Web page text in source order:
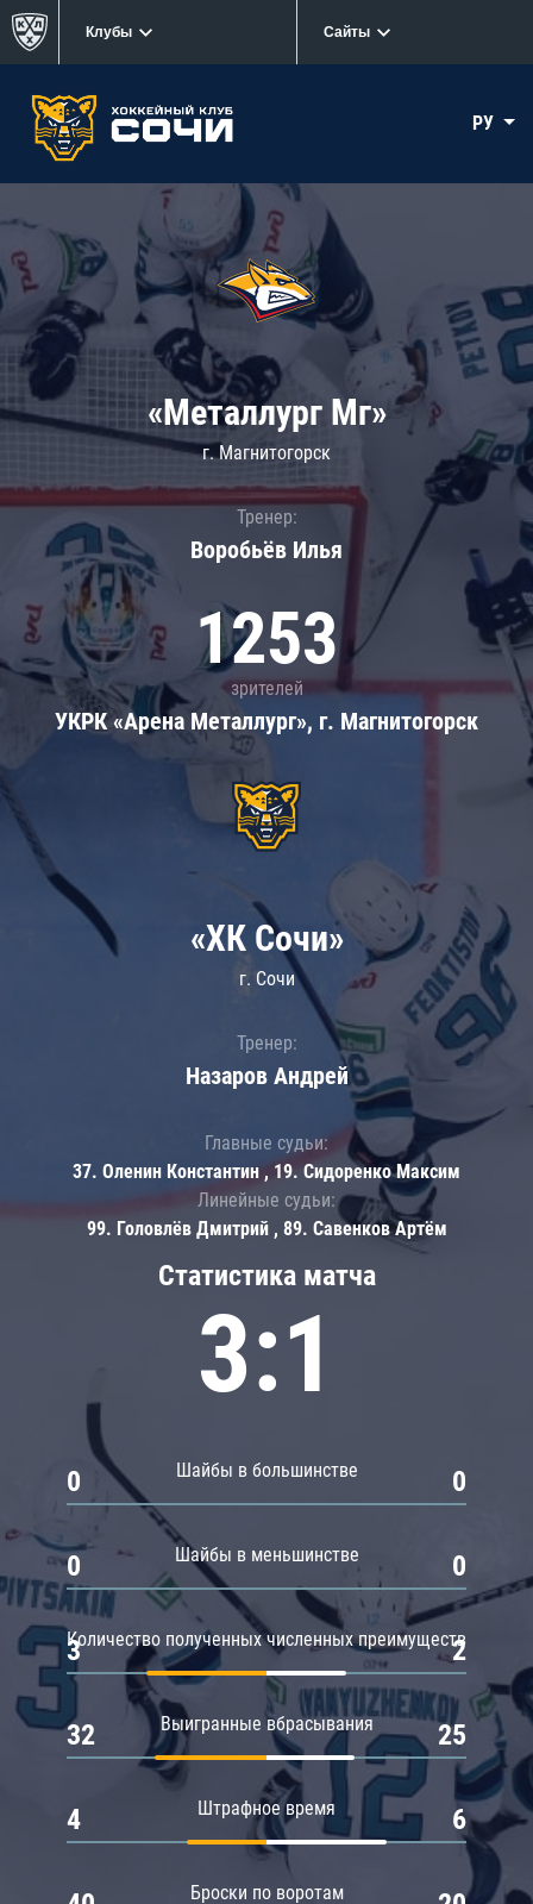
Клубы Сайты
РУ
«Металлург Мг»
г. Магнитогорск
Тренер:
Воробьёв Илья
1253
зрителей
УКРК «Арена Металлург», г. Магнитогорск
Статистика матча
3:1
Шайбы в большинстве
0 0
Шайбы в меньшинстве
0 0
Количество полученных численных преимуществ
3 2
Выигранные вбрасывания
32 25
Штрафное время
4 6
Броски по воротам
«ХК Сочи»
г. Сочи
Тренер:
Назаров Андрей
Главные судьи:
37. Оленин Константин , 19. Сидоренко Максим
Линейные судьи:
99. Головлёв Дмитрий , 89. Савенков Артём